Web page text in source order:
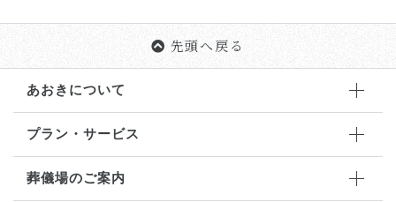
先頭へ戻る
あおきについて
プラン・サービス
葬儀場のご案内